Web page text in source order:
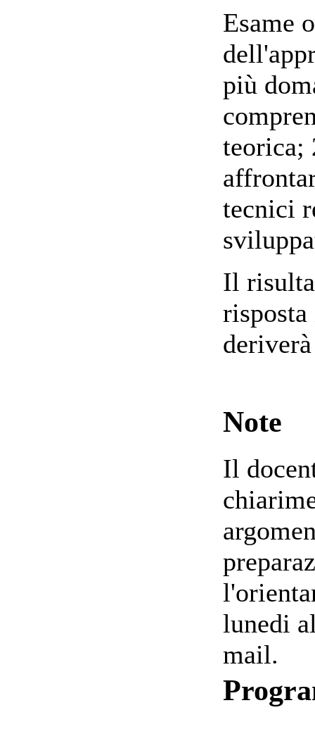
Esame
più
teorica;
tecnici
Il
risposta
Note
Il
lunedi
mail.